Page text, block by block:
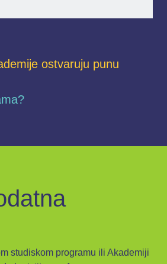
ostvaruju punu
studiskom programu ili Akademiji